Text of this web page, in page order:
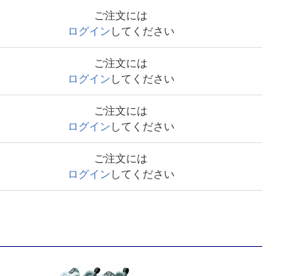
ご注文には
ログイン してください
ご注文には
ログイン してください
ご注文には
ログイン してください
ご注文には
ログイン してください